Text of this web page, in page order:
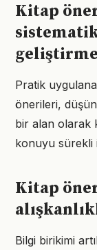
Kitap
Pratik
önerileri,
bir alan olarak
konuyu sürekli
Kitap
Bilgi birikimi